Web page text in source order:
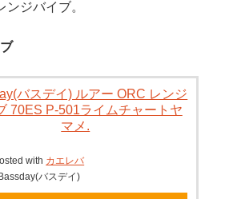
ジバイブ。
バスデイ) ルアー ORC レンジ
70ES P-501ライムチャートヤ
マメ.
with カエレバ
バスデイ)